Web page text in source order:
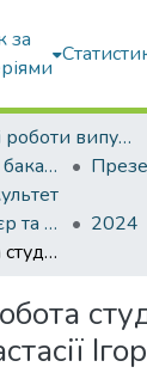
за
Атестаційні роботи випускників
Атестаційні роботи бакалаврів
022 Дизайн. Інтер’єр та обладнання
2024
Атестаційна робота студентки Теницької Анастасії Ігорівни